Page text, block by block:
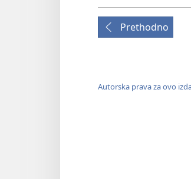
Prethodno
Autorska prava za ovo